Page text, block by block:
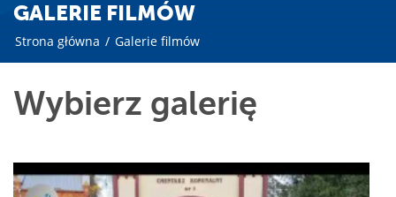
GALERIE FILMÓW
Strona główna / Galerie filmów
Wybierz galerię